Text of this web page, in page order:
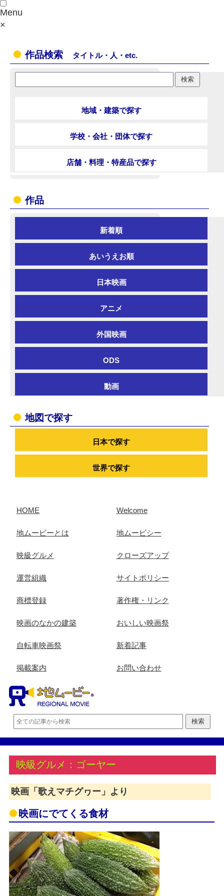
Menu
×
作品検索 タイトル・人・etc.
地域・建築で探す
学校・会社・団体で探す
店舗・料理・特産品で探す
作品
新着順
あいうえお順
日本映画
アニメ
外国映画
ODS
動画
地図で探す
日本で探す
世界で探す
HOME Welcome
地ムービーとは 地ムービシー
映級グルメ クローズアップ
運営組織 サイトポリシー
商標登録 著作権・リンク
映画のなかの建築 おいしい映画祭
自転車映画祭 新着記事
掲載案内 お問い合わせ
映級グルメ：ゴーヤー
映画「歌えマチグヮー」より
映画にでてくる食材